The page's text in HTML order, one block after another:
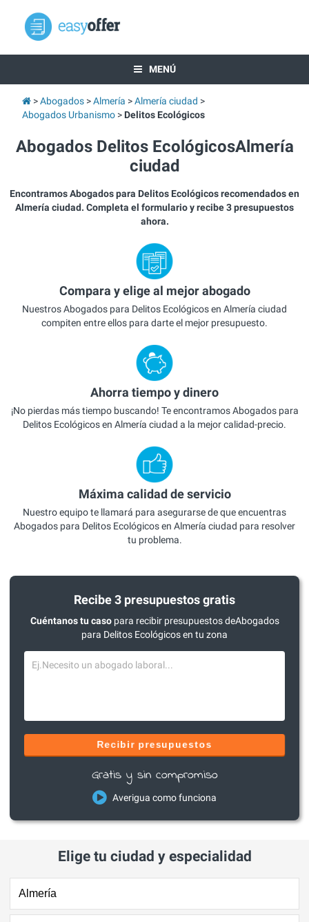
MENÚ
Abogados Almería
Almería ciudad
Abogados Urbanismo
Delitos Ecológicos
Abogados Delitos EcológicosAlmería
ciudad
Encontramos Abogados para Delitos Ecológicos recomendados en
Almería ciudad. Completa el formulario y recibe 3 presupuestos
ahora.
Compara y elige al mejor abogado
Nuestros Abogados para Delitos Ecológicos en Almería ciudad
compiten entre ellos para darte el mejor presupuesto.
Ahorra tiempo y dinero
¡No pierdas más tiempo buscando! Te encontramos Abogados para
Delitos Ecológicos en Almería ciudad a la mejor calidad-precio.
Máxima calidad de servicio
Nuestro equipo te llamará para asegurarse de que encuentras
Abogados para Delitos Ecológicos en Almería ciudad para resolver
tu problema.
Recibe 3 presupuestos gratis
Cuéntanos tu casopara recibir presupuestos deAbogados
para Delitos Ecológicos en tu zona
Recibir presupuestos
Gratis y sin compromiso
Averigua como funciona
Elige tu ciudad y especialidad